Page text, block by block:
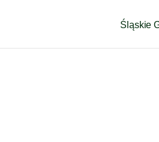
Śląskie